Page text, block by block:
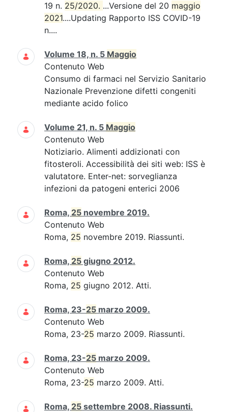
19 n. 25/2020. ...Versione del 20 maggio
2021....Updating Rapporto ISS COVID-19
n....
Volume 18, n. 5 Maggio
Contenuto Web
Consumo di farmaci nel Servizio Sanitario
Nazionale Prevenzione difetti congeniti
mediante acido folico
Volume 21, n. 5 Maggio
Contenuto Web
Notiziario. Alimenti addizionati con
fitosteroli. Accessibilità dei siti web: ISS è
valutatore. Enter-net: sorveglianza
infezioni da patogeni enterici 2006
Roma, 25 novembre 2019.
Contenuto Web
Roma, 25 novembre 2019. Riassunti.
Roma, 25 giugno 2012.
Contenuto Web
Roma, 25 giugno 2012. Atti.
Roma, 23-25 marzo 2009.
Contenuto Web
Roma, 23-25 marzo 2009. Riassunti.
Roma, 23-25 marzo 2009.
Contenuto Web
Roma, 23-25 marzo 2009. Atti.
Roma, 25 settembre 2008. Riassunti.